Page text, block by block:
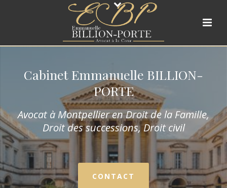
Cabinet Emmanuelle BILLION-
PORTE
Avocat à Montpellier en Droit de la Famille,
Droit des successions, Droit civil
CONTACT